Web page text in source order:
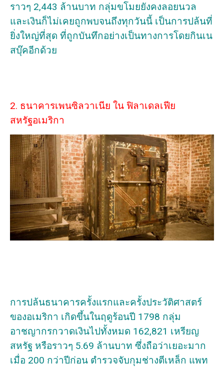
ราวๆ 2,443 ล้านบาท กลุ่มขโมยยังคงลอยนวล
และเงินก็ไม่เคยถูกพบจนถึงทุกวันนี้ เป็นการปล้นที่
ยิ่งใหญ่ที่สุด ที่ถูกบันทึกอย่างเป็นทางการโดยกินเน
สบุ๊คอีกด้วย
2. ธนาคารเพนซิลวาเนีย ใน ฟิลาเดลเฟีย
สหรัฐอเมริกา
การปล้นธนาคารครั้งแรกและครั้งประวัติศาสตร์
ของอเมริกา เกิดขึ้นในฤดูร้อนปี 1798 กลุ่ม
อาชญากรกวาดเงินไปทั้งหมด 162,821 เหรียญ
สหรัฐ หรือราวๆ 5.69 ล้านบาท ซึ่งถือว่าเยอะมาก
เมื่อ 200 กว่าปีก่อน ตำรวจจับกุมช่างตีเหล็ก แพท